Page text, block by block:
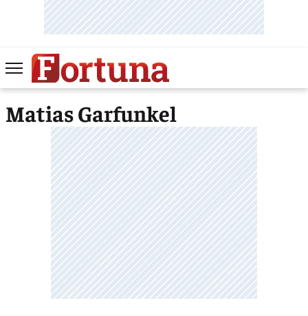
Matias Garfunkel